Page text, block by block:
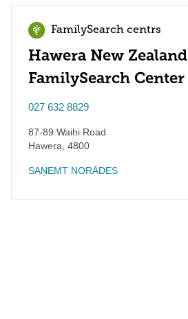
FamilySearch centrs
Hawera New Zealand
FamilySearch Center
027 632 8829
87-89 Waihi Road
Hawera 4800
SAŅEMT NORĀDES